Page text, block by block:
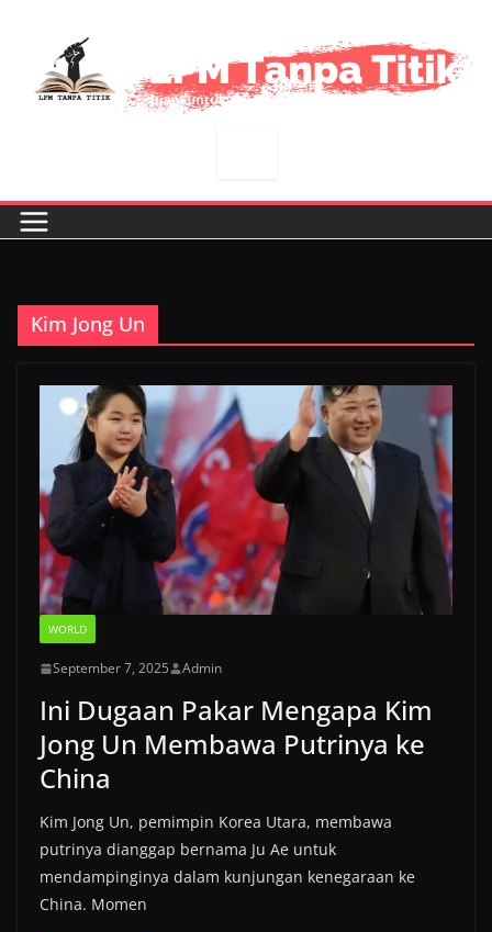
content
Kim Jong Un
WORLD
September 7, 2025 Admin
Ini Dugaan Pakar Mengapa Kim
Jong Un Membawa Putrinya ke
China
Kim Jong Un, pemimpin Korea Utara, membawa
putrinya dianggap bernama Ju Ae untuk
mendampinginya dalam kunjungan kenegaraan ke
China. Momen